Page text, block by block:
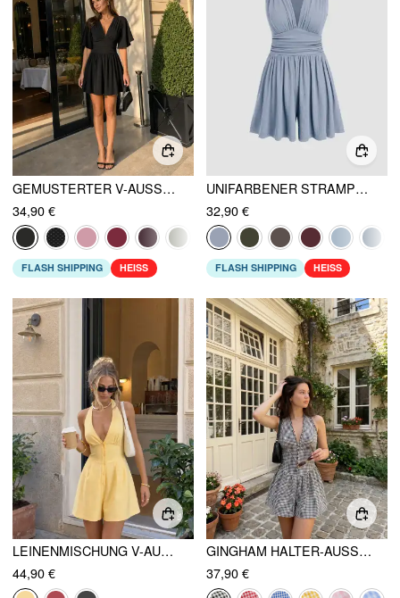
GEMUSTERTER V-AUSSCHNITT MIT GERAFFTEM MID-RISE UND GLOCKENÄRMELN JUMPSUIT
34,90 €
FLASH SHIPPING HEISS
UNIFARBENER STRAMPLER MIT V-AUSSCHNITT, RAFFUNGEN UND TASCHEN
32,90 €
FLASH SHIPPING HEISS
LEINENMISCHUNG V-AUSSCHNITT SCHLEIFENRÜCKEN ROMPER
44,90 €
GINGHAM HALTER-AUSSCHNITT RAFFUNG STRAMPLER
37,90 €